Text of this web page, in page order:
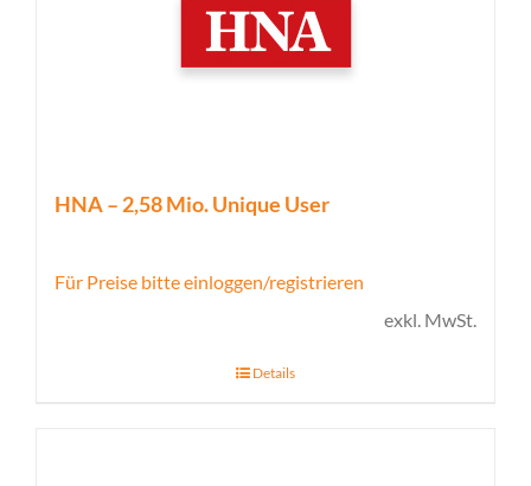
HNA – 2,58 Mio. Unique User
Für Preise bitte einloggen/registrieren
exkl. MwSt.
Details